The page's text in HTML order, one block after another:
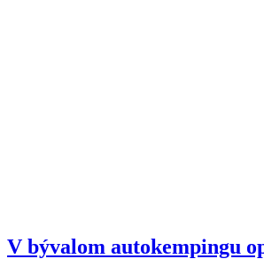
V bývalom autokempingu